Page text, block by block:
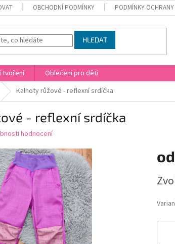
OBCHODNÍ PODMÍNKY PODMÍNKY OCHRANY
HLEDAT
tvoření
Oblečení pro děti
Kalhoty růžové - reflexní srdíčka
- reflexní srdíčka
hodnocení
od
cena: